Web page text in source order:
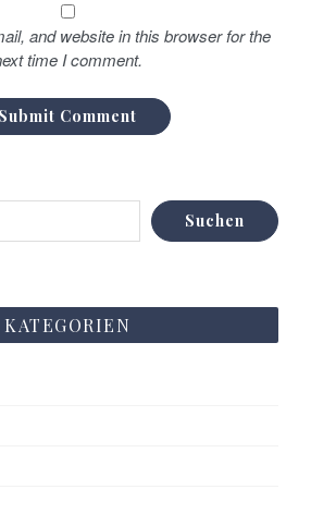
and website in this browser for the
time I comment.
Suchen
KATEGORIEN